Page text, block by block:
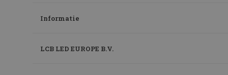
Informatie
LCB LED EUROPE B.V.